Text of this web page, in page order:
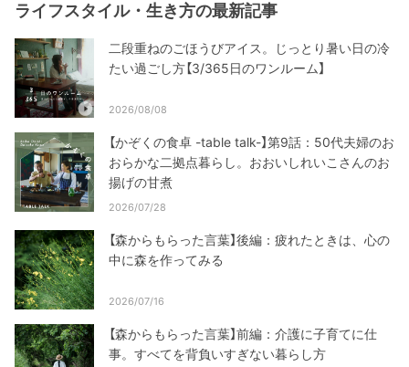
ライフスタイル・生き方の最新記事
二段重ねのごほうびアイス。じっとり暑い日の冷
たい過ごし方【3/365日のワンルーム】
2026/08/08
【かぞくの食卓 -table talk-】第9話：50代夫婦のお
おらかな二拠点暮らし。おおいしれいこさんのお
揚げの甘煮
2026/07/28
【森からもらった言葉】後編：疲れたときは、心の
中に森を作ってみる
2026/07/16
【森からもらった言葉】前編：介護に子育てに仕
事。すべてを背負いすぎない暮らし方